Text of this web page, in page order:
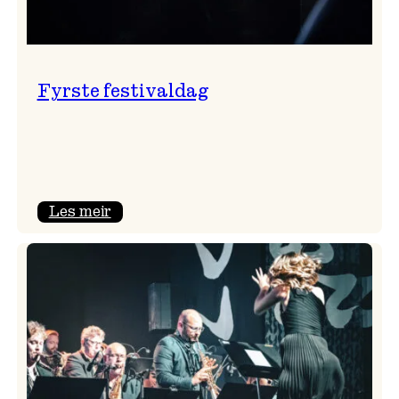
Fyrste festivaldag
Les meir: